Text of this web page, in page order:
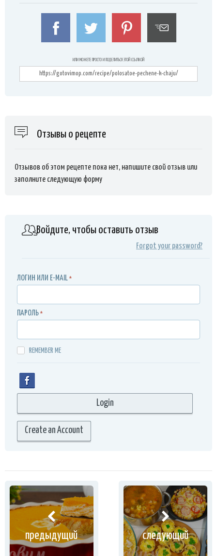
ИЛИ МОЖЕТЕ ПРОСТО И ПОДЕЛИТЬСЯ ЭТОЙ ССЫЛКОЙ
Отзывы о рецепте
Отзывов об этом рецепте пока нет, напишите свой отзыв или
заполните следующую форму
Войдите, чтобы оставить отзыв
Forgot your password?
ЛОГИН ИЛИ E-MAIL *
ПАРОЛЬ *
REMEMBER ME
Create an Account
предыдущий следующий